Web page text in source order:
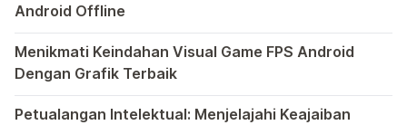
Android Offline
Ponsel pintar telah mengubah cara kita bermain game,
Menikmati Keindahan Visual Game FPS Android
Dengan Grafik Terbaik
Semakin berkembangnya teknologi di era digital saat ini,
Petualangan Intelektual: Menjelajahi Keajaiban